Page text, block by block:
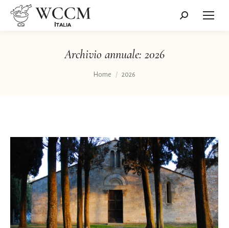
Cerca:
Archivio annuale: 2026
Tu sei qui:
Home 2026